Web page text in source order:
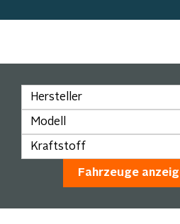
Hersteller
Modell
Kraftstoff
Fahrzeuge